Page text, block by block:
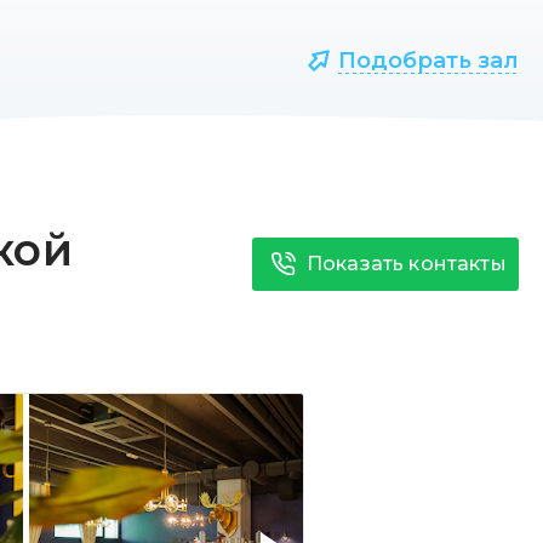
Подобрать зал
Показать контакты